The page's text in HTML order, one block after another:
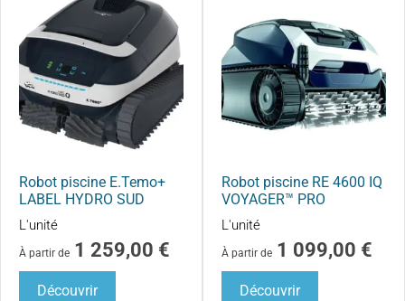
Robot piscine E.Temo+
LABEL HYDRO SUD
L'unité
À partir de 1 259,00 €
Découvrir
Robot piscine RE 4600 IQ
VOYAGER™ PRO
L'unité
À partir de 1 099,00 €
Découvrir